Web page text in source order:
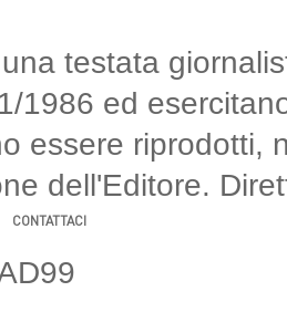
testata
1986 ed
essere riprodotti,
dell'Editore.
CONTATTACI